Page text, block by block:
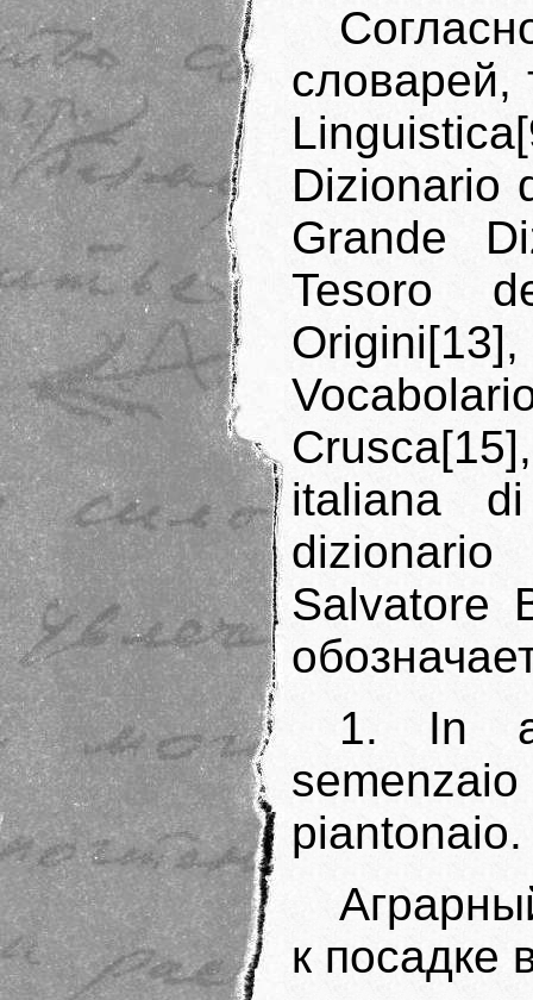
словарей,
Dizionario
Grande
Tesoro
italiana
Salvatore
1. In
piantonaio.
к посадке